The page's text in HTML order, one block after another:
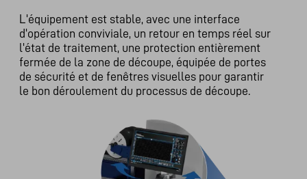
L'équipement est stable, avec une interface
d'opération conviviale, un retour en temps réel sur
l'état de traitement, une protection entièrement
fermée de la zone de découpe, équipée de portes
de sécurité et de fenêtres visuelles pour garantir
le bon déroulement du processus de découpe.